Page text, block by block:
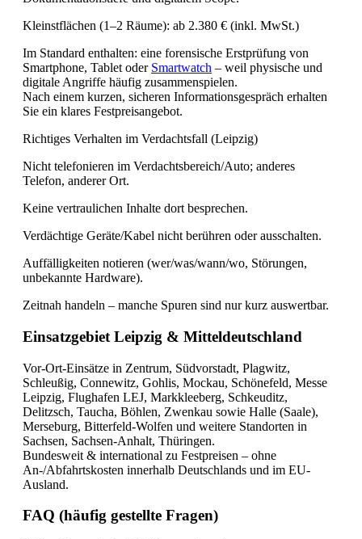
Kleinstflächen (1–2 Räume): ab 2.380 € (inkl. MwSt.)
Im Standard enthalten: eine forensische Erstprüfung von
Smartphone, Tablet oder Smartwatch – weil physische und
digitale Angriffe häufig zusammenspielen.
Nach einem kurzen, sicheren Informationsgespräch erhalten
Sie ein klares Festpreisangebot.
Richtiges Verhalten im Verdachtsfall (Leipzig)
Nicht telefonieren im Verdachtsbereich/Auto; anderes
Telefon, anderer Ort.
Keine vertraulichen Inhalte dort besprechen.
Verdächtige Geräte/Kabel nicht berühren oder ausschalten.
Auffälligkeiten notieren (wer/was/wann/wo, Störungen,
unbekannte Hardware).
Zeitnah handeln – manche Spuren sind nur kurz auswertbar.
Einsatzgebiet Leipzig & Mitteldeutschland
Vor-Ort-Einsätze in Zentrum, Südvorstadt, Plagwitz,
Schleußig, Connewitz, Gohlis, Mockau, Schönefeld, Messe
Leipzig, Flughafen LEJ, Markkleeberg, Schkeuditz,
Delitzsch, Taucha, Böhlen, Zwenkau sowie Halle (Saale),
Merseburg, Bitterfeld-Wolfen und weitere Standorten in
Sachsen, Sachsen-Anhalt, Thüringen.
Bundesweit & international zu Festpreisen – ohne
An-/Abfahrtskosten innerhalb Deutschlands und im EU-
Ausland.
FAQ (häufig gestellte Fragen)